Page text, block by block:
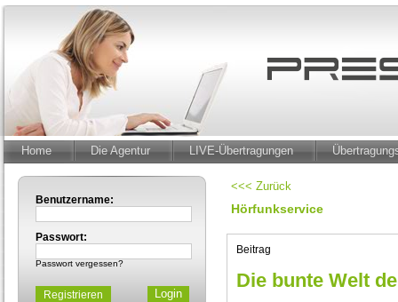
Home Die Agentur LIVE-Übertragungen
Benutzername:
Passwort:
Passwort vergessen?
Registrieren
<<< Zurück
Hörfunkservice
Beitrag
Die bunte Welt